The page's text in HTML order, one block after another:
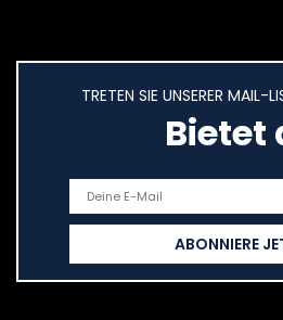
TRETEN SIE UNSERER MAIL-
Bietet